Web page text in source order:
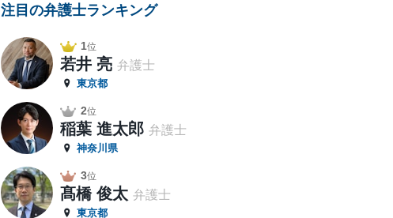
注目の弁護士ランキング
1位
若井 亮 弁護士
東京都
2位
稲葉 進太郎 弁護士
神奈川県
3位
髙橋 俊太 弁護士
東京都